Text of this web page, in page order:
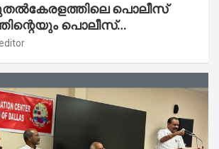
പൊലീസ്
പൊലീസ്
മുഖഛായ മാറുകയാണ് :